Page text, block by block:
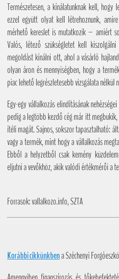
Természetesen, a kínálatunknak kell, hogy
ezzel együtt olyat kell létrehoznunk,
mérhető kereslet is mutatkozik – amiért
Valós, létező szükségletet kell
megoldást kínálni ott, ahol a vásárló
olyan áron és mennyiségben, hogy a
piac lehető legrészletesebb vizsgálata nélkül
Egy-egy vállalkozás elindításának
pedig a legtöbb kezdő cég már itt
ítéli magát. Sajnos, sokszor tapasztalható:
vagy a termék, mint hogy a vállalkozás
Ebből a helyzetből csak kemény
eljutni a vevőkhöz, akik valódi értékmérői a
Forrasok: vallalkozo.info, SZTA
Korábbi cikkünkbena Széchenyi